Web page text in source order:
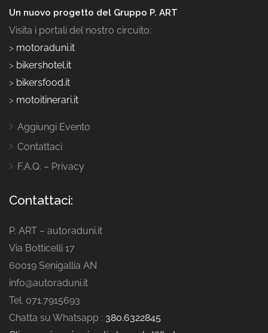
Un nuovo progetto del Gruppo P. ART
Visita i portali del nostro circuito:
> motoraduni.it
> bikershotel.it
> bikersfood.it
> motoitinerari.it
Aggiungi Evento
Contattaci
F.A.Q. – Privacy
Contattaci:
P. ART – autoraduni.it
Via Botticelli 17
60019 Senigallia AN
info@autoraduni.it
Tel. 071.7915693
Chatta su Whatsapp : 380.6322845